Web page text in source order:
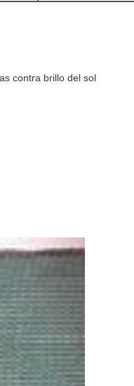
contra brillo del sol